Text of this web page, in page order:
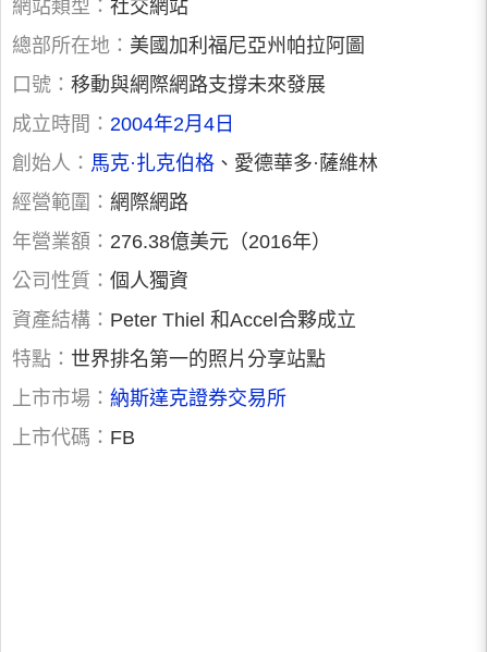
網站類型： 社交網站
總部所在地： 美國加利福尼亞州帕拉阿圖
口號： 移動與網際網路支撐未來發展
成立時間： 2004年2月4日
創始人： 馬克·扎克伯格 、愛德華多·薩維林
經營範圍： 網際網路
年營業額： 276.38億美元（2016年）
公司性質： 個人獨資
資產結構： Peter Thiel 和Accel合夥成立
特點： 世界排名第一的照片分享站點
上市市場： 納斯達克證券交易所
上市代碼： FB